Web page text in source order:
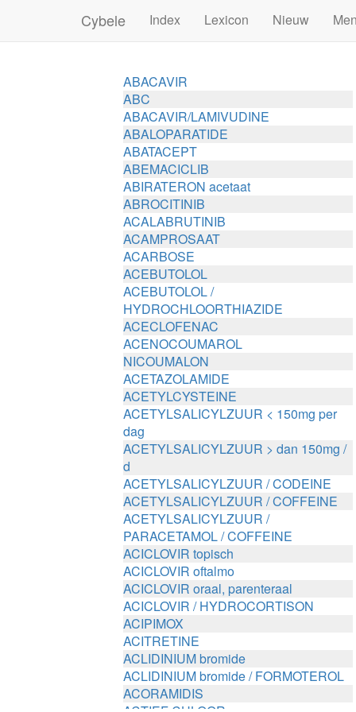
Cybele Index Lexicon Nieuw
ABACAVIR
ABC
ABACAVIR/LAMIVUDINE
ABALOPARATIDE
ABATACEPT
ABEMACICLIB
ABIRATERON acetaat
ABROCITINIB
ACALABRUTINIB
ACAMPROSAAT
ACARBOSE
ACEBUTOLOL
ACEBUTOLOL /
HYDROCHLOORTHIAZIDE
ACECLOFENAC
ACENOCOUMAROL
NICOUMALON
ACETAZOLAMIDE
ACETYLCYSTEINE
ACETYLSALICYLZUUR < 150mg per
dag
ACETYLSALICYLZUUR > dan 150mg /
d
ACETYLSALICYLZUUR / CODEINE
ACETYLSALICYLZUUR / COFFEINE
ACETYLSALICYLZUUR /
PARACETAMOL / COFFEINE
ACICLOVIR topisch
ACICLOVIR oftalmo
ACICLOVIR oraal, parenteraal
ACICLOVIR / HYDROCORTISON
ACIPIMOX
ACITRETINE
ACLIDINIUM bromide
ACLIDINIUM bromide / FORMOTEROL
ACORAMIDIS